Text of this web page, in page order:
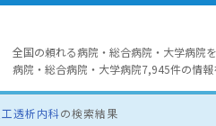
全国の頼れる病院・総合病院・大学病院
病院・総合病院・大学病院7,945件の情報
工透析内科の検索結果